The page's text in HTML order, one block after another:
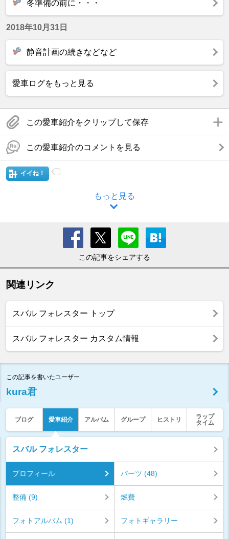
冬準備の前に・・・
2018年10月31日
静音計画の続きなどなど
愛車ログをもっと見る
この愛車紹介をクリップして保存
この愛車紹介のコメントを見る
イイね！
もっと見る
この記事をシェアする
関連リンク
スバル フォレスター トップ
スバル フォレスター カスタム情報
この記事を書いたユーザー
kura君
ブログ 愛車紹介 アルバム グループ ヒストリ
ラップ
タイム
スバル フォレスター
プロフィール パーツ (48)
整備 (9) 燃費
フォトアルバム (1) フォトギャラリー